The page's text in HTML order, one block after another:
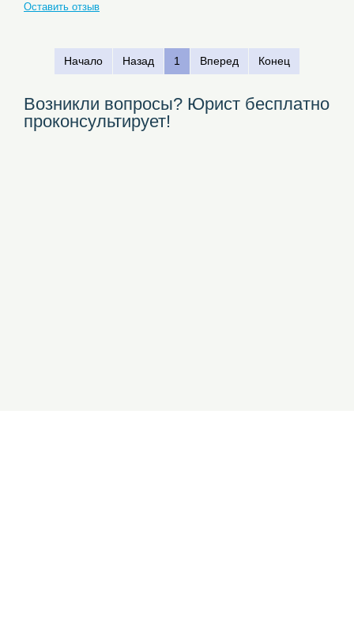
Оставить отзыв
Начало Назад 1 Вперед Конец
Возникли вопросы? Юрист бесплатно
проконсультирует!